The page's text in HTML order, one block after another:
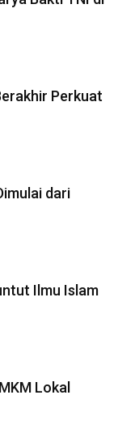
Perkuat
dari
Ilmu Islam
Lokal